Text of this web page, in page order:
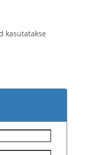
kasutatakse